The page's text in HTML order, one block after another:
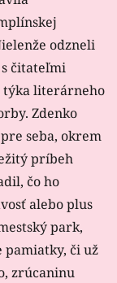
odzneli
čitateľmi
týka literárneho
Zdenko
seba, okrem
príbeh
čo ho
alebo plus
park,
či už
zrúcaninu